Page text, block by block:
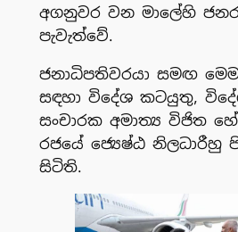
අගනුවර වන මාලේහි
පැවැත්වේ.
ජනාධිපතිවරයා සමඟ මෙම
සඳහා විදේශ කටයුතු,
සංචාරක අමාත්‍ය විජිත
රජයේ ජ්‍යෙෂ්ඨ නිලධාරීහු
සිටිති.